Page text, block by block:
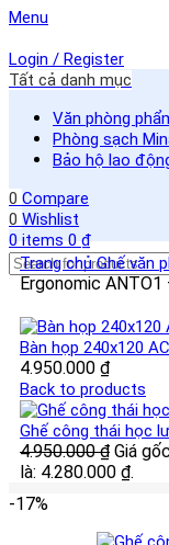
Menu
Login / Register
Tất cả danh mục
Văn phòng
Phòng sạch
Bảo hộ lao
0 Compare
0 Wishlist
0items 0₫
Trang chủGhế văn
Ergonomic ANTO1
Bàn họp 240x120
4.950.000 ₫
Back to products
Ghế công thái học
4.950.000₫ Giá
là: 4.280.000 ₫.
-17%